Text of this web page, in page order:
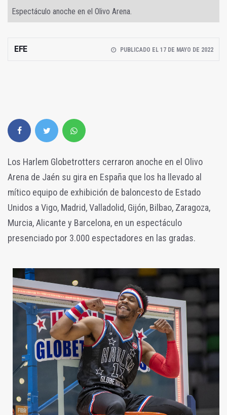
Espectáculo anoche en el Olivo Arena.
EFE PUBLICADO EL 17 DE MAYO DE 2022
Los Harlem Globetrotters cerraron anoche en el Olivo
Arena de Jaén su gira en España que los ha llevado al
mítico equipo de exhibición de baloncesto de Estado
Unidos a Vigo, Madrid, Valladolid, Gijón, Bilbao, Zaragoza,
Murcia, Alicante y Barcelona, en un espectáculo
presenciado por 3.000 espectadores en las gradas.